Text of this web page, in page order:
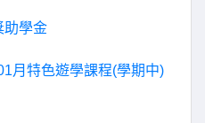
助學金
月特色遊學課程(學期中)